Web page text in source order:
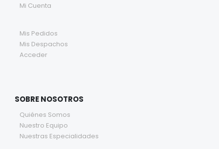
Mi Cuenta
Mis Pedidos
Mis Despachos
Acceder
SOBRE NOSOTROS
Quiénes Somos
Nuestro Equipo
Nuestras Especialidades